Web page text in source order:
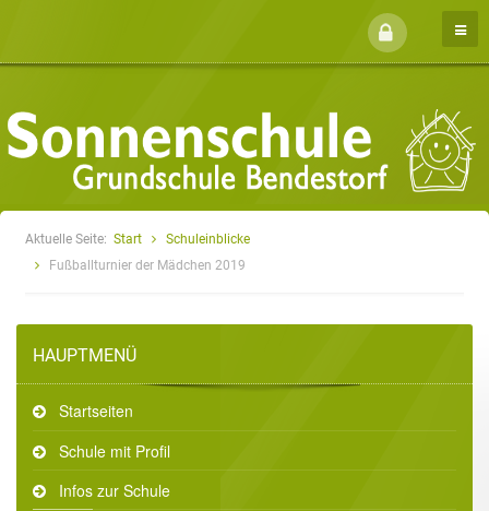
Aktuelle Seite: Start
Schuleinblicke
Fußballturnier der Mädchen 2019
HAUPTMENÜ
Startseiten
Schule mit Profil
Infos zur Schule